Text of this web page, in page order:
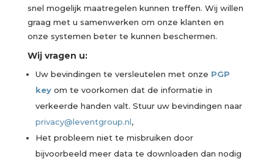
snel mogelijk maatregelen kunnen treffen. Wij willen
graag met u samenwerken om onze klanten en
onze systemen beter te kunnen beschermen.
Wij vragen u:
Uw bevindingen te versleutelen met onze PGP
key om te voorkomen dat de informatie in
verkeerde handen valt. Stuur uw bevindingen naar
privacy@leventgroup.nl,
Het probleem niet te misbruiken door
bijvoorbeeld meer data te downloaden dan nodig